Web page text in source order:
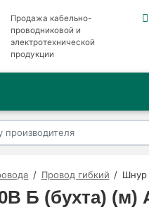
Продажа кабельно-
проводниковой и
электротехнической
продукции
Провод гибкий Шнур
Б (бухта) (м)